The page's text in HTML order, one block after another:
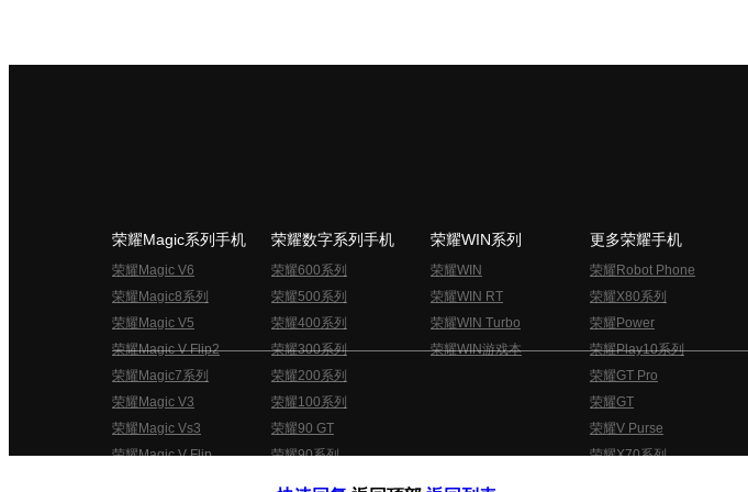
荣耀Magic系列手机
荣耀Magic V6
荣耀Magic8系列
荣耀Magic V5
荣耀Magic V Flip2
荣耀Magic7系列
荣耀Magic V3
荣耀Magic Vs3
荣耀Magic V Flip
荣耀数字系列手机
荣耀600系列
荣耀500系列
荣耀400系列
荣耀300系列
荣耀200系列
荣耀100系列
荣耀90 GT
荣耀90系列
荣耀WIN系列
荣耀WIN
荣耀WIN RT
荣耀WIN Turbo
荣耀WIN游戏本
更多荣耀手机
荣耀Robot Phone
荣耀X80系列
荣耀Power
荣耀Play10系列
荣耀GT Pro
荣耀GT
荣耀V Purse
荣耀X70系列